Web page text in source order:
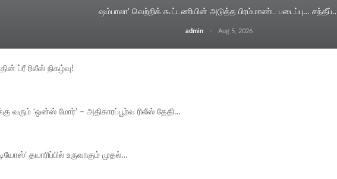
ஷம்பாலா’ வெற்றிக் கூட்டணியின் அடுத்த பிரம்மாண்ட படைப்பு…
admin Aug 5, 2026
ப்ரீ ரிலீஸ் நிகழ்வு!
வரும் ‘ஒன்ஸ் மோர்’ – அதிகாரப்பூர்வ ரிலீஸ் தேதி…
தயாரிப்பில் உருவாகும் முதல்…